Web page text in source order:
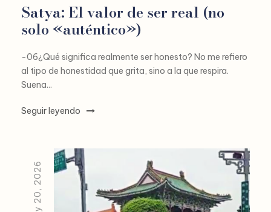
Satya: El valor de ser real (no
solo «auténtico»)
-06¿Qué significa realmente ser honesto? No me refiero
al tipo de honestidad que grita, sino a la que respira.
Suena...
Seguir leyendo